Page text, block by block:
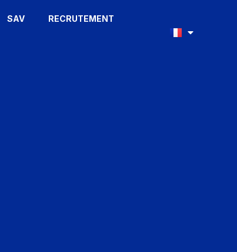
SAV RECRUTEMENT